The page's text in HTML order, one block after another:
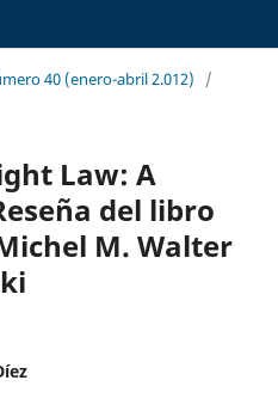
40 (enero-abril 2.012)
/
Law: A
del libro
M. Walter